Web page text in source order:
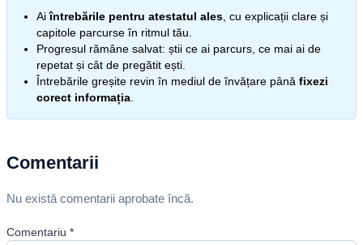
Aiîntrebările pentru atestatul ales , cu explicații clare și
capitole parcurse în ritmul tău.
Progresul rămâne salvat: știi ce ai parcurs, ce mai ai de
repetat și cât de pregătit ești.
Întrebările greșite revin în mediul de învățare până fixezi
corect informația
Comentarii
Nu există comentarii aprobate încă.
Comentariu *